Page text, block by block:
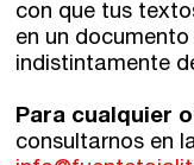
con que tus
en un
indistintamente
Para cualquier
consultarnos en